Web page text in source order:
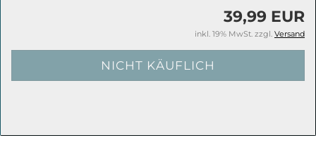
39,99 EUR
inkl. 19% MwSt. zzgl. Versand